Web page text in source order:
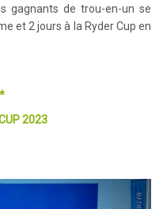
gagnants de trou-en-un se
et 2 jours à la Ryder Cup en
2023